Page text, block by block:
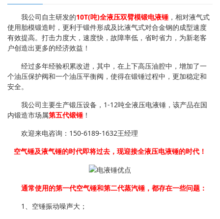
我公司自主研发的10T(吨)全液压双臂模锻电液锤 ，相对液气式
使用胎模锻造时，更利于锻件形成及比液气式对合金钢的成型速度
有效提高。打击力度大，速度快，故障率低，省时省力，为新老客
户创造出更多的经济效益！
经过多年经验积累改进，其中，在上下高压油腔中，增加了一
个油压保护阀和一个油压平衡阀，使得在锻锤过程中，更加稳定和
安全。
我公司主要生产锻压设备，1-12吨全液压电液锤，该产品在国
内锻造市场属第五代锻锤 ！
欢迎来电咨询：150-6189-1632王经理
空气锤及液气锤的时代即将过去，现迎接全液压电液锤的时代！
通常使用的第一代空气锤和第二代蒸汽锤，都存在一些问题：
1、空锤振动噪声大；